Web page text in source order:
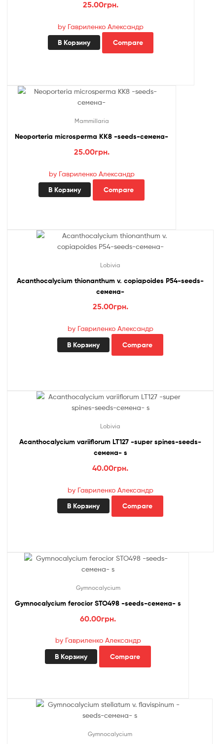
25.00грн.
by Гавриленко Александр
В Корзину Compare
Mammillaria
Neoporteria microsperma KK8 -seeds-семена-
25.00грн.
by Гавриленко Александр
В Корзину Compare
Lobivia
Acanthocalycium thionanthum v. copiapoides P54-seeds-
семена-
25.00грн.
by Гавриленко Александр
В Корзину Compare
Lobivia
Acanthocalycium variiflorum LT127 -super spines-seeds-
семена- s
40.00грн.
by Гавриленко Александр
В Корзину Compare
Gymnocalycium
Gymnocalycium ferocior STO498 -seeds-семена- s
60.00грн.
by Гавриленко Александр
В Корзину Compare
Gymnocalycium